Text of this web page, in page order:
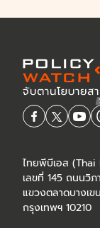
ไทยพีบีเอส (Thai
เลขที่ 145 ถนนวิ
แขวงตลาดบางเ
กรุงเทพฯ 10210